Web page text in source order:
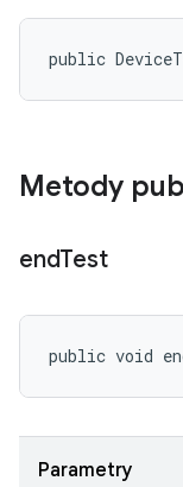
public
Metody
endTest
public void
Parametry